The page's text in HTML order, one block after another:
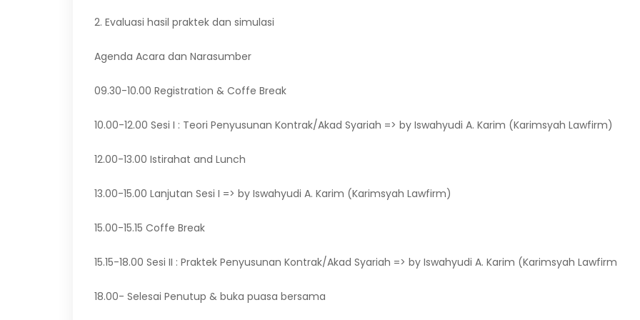
2. Evaluasi hasil praktek dan simulasi
Agenda Acara dan Narasumber
09.30-10.00 Registration & Coffe Break
10.00-12.00 Sesi I : Teori Penyusunan Kontrak/Akad Syariah => by Iswahyudi A. Karim (Karimsyah Lawfirm)
12.00-13.00 Istirahat and Lunch
13.00-15.00 Lanjutan Sesi I => by Iswahyudi A. Karim (Karimsyah Lawfirm)
15.00-15.15 Coffe Break
15.15-18.00 Sesi II : Praktek Penyusunan Kontrak/Akad Syariah => by Iswahyudi A. Karim (Karimsyah Lawfirm
18.00- Selesai Penutup & buka puasa bersama